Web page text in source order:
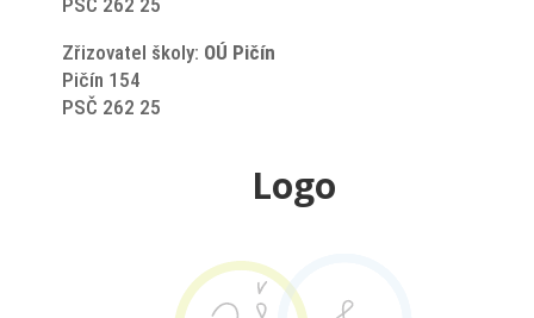
Zřizovatel školy: OÚ Pičín
Pičín 154
PSČ 262 25
Logo